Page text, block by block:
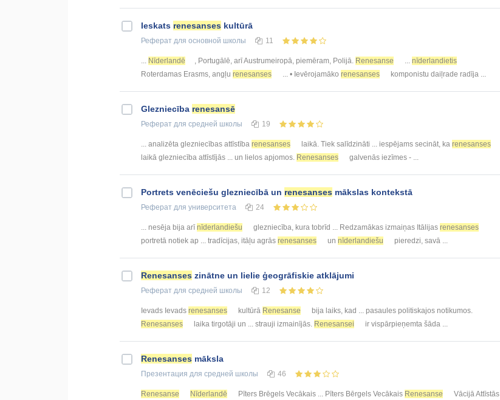
Ieskats renesanses kultūrā
Реферат для основной школы 11
... Nīderlandē , Portugālē, arī Austrumeiropā, piemēram, Polijā. Renesanse ... nīderlandietis
Roterdamas Erasms, angļu renesanses ... • Ievērojamāko renesanses komponistu daiļrade radīja ...
Glezniecība renesansē
Реферат для средней школы 19
... analizēta glezniecības attīstība renesanses laikā. Tiek salīdzināti ... iespējams secināt, ka renesanses
laikā glezniecība attīstījās ... un lielos apjomos. Renesanses galvenās iezīmes - ...
Portrets venēciešu glezniecībā un renesanses mākslas kontekstā
Реферат для университета 24
... nesēja bija arī nīderlandiešu glezniecība, kura tobrīd ... Redzamākas izmaiņas Itālijas renesanses
portretā notiek ap ... tradīcijas, itāļu agrās renesanses un nīderlandiešu pieredzi, savā ...
Renesanses zinātne un lielie ģeogrāfiskie atklājumi
Реферат для средней школы 12
Ievads Ievads renesanses kultūrā Renesanse
bija laiks, kad ... pasaules politiskajos notikumos.
Renesanses
laika tirgotāji un ... strauji izmainījās. Renesansei ir vispārpieņemta šāda ...
Renesanses māksla
Презентация для средней школы 46
Renesanse Nīderlandē Pīters Brēgels Vecākais ... Pīters Bērgels Vecākais Renesanse
Vācijā Attīstās